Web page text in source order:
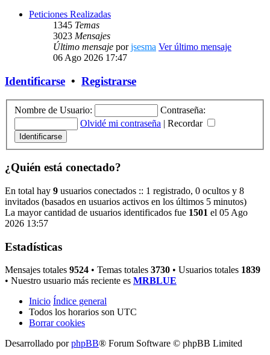
Peticiones Realizadas
1345 Temas
3023 Mensajes
Último mensaje porjsesma Ver último mensaje
06 Ago 2026 17:47
Identificarse • Registrarse
Nombre de Usuario:
Contraseña:
Olvidé mi contraseña | Recordar
¿Quién está conectado?
En total hay 9 usuarios conectados :: 1 registrado, 0 ocultos y 8
invitados (basados en usuarios activos en los últimos 5 minutos)
La mayor cantidad de usuarios identificados fue 1501 el 05 Ago
2026 13:57
Estadísticas
Mensajes totales 9524 • Temas totales 3730 • Usuarios totales 1839
• Nuestro usuario más reciente es MRBLUE
Inicio Índice general
Todos los horarios son UTC
Borrar cookies
Desarrollado porphpBB® Forum Software © phpBB Limited